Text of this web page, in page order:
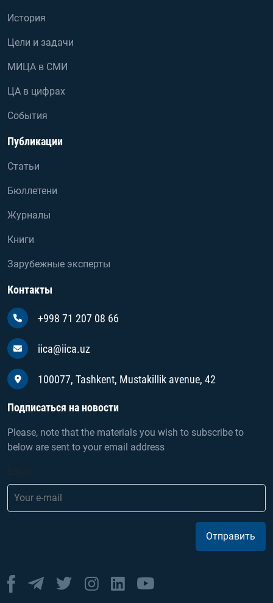
История
Цели и задачи
МИЦА в СМИ
ЦА в цифрах
События
Публикации
Статьи
Бюллетени
Журналы
Книги
Зарубежные эксперты
Контакты
+998 71 207 08 66
iica@iica.uz
100077, Tashkent, Mustakillik avenue, 42
Подписаться на новости
Please, note that the materials you wish to subscribe to
below are sent to your email address
Отправить